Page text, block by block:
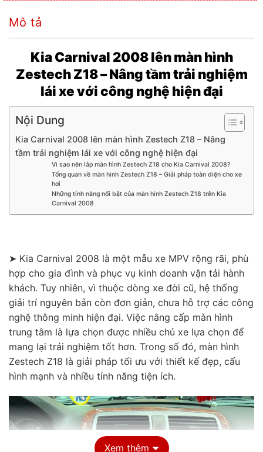
● Dẫn đường: Cài sẵn Vietmap, Google Maps, Navitel
● Chia đôi màn hình: Có – hỗ trợ chạy đa nhiệm cùng lúc
● Hỗ trợ: Camera lùi, camera 360, camera hành trình, cảm biến áp
suất lốp
● Kết nối sim 4G: Có khe cắm sim riêng – hỗ trợ lướt web, xem
YouTube không cần điện thoại
Mô tả
Kia Carnival 2008 lên màn hình
Zestech Z18 – Nâng tầm trải nghiệm
lái xe với công nghệ hiện đại
Nội Dung
Kia Carnival 2008 lên màn hình Zestech Z18 – Nâng
tầm trải nghiệm lái xe với công nghệ hiện đại
Vì sao nên lắp màn hình Zestech Z18 cho Kia Carnival 2008?
Tổng quan về màn hình Zestech Z18 – Giải pháp toàn diện cho xe
hơi
Những tính năng nổi bật của màn hình Zestech Z18 trên Kia
Carnival 2008
➤ Kia Carnival 2008 là một mẫu xe MPV rộng rãi, phù
hợp cho gia đình và phục vụ kinh doanh vận tải hành
khách. Tuy nhiên, vì thuộc dòng xe đời cũ, hệ thống
giải trí nguyên bản còn đơn giản, chưa hỗ trợ các công
nghệ thông minh hiện đại. Việc nâng cấp màn hình
trung tâm là lựa chọn được nhiều chủ xe lựa chọn để
mang lại trải nghiệm tốt hơn. Trong số đó, màn hình
Zestech Z18 là giải pháp tối ưu với thiết kế đẹp, cấu
hình mạnh và nhiều tính năng tiện ích.
Xem thêm